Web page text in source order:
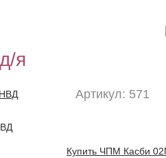
я
Артикул: 571
Купить ЧПМ Касби